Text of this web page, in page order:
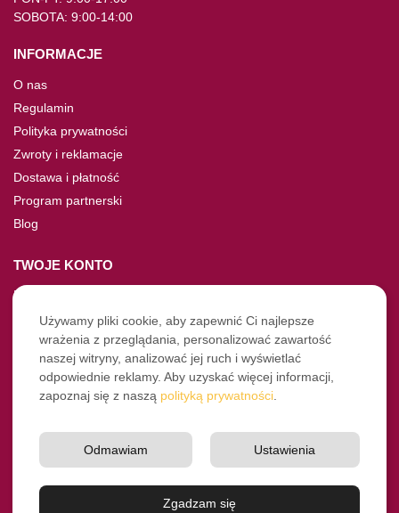
SOBOTA: 9:00-14:00
INFORMACJE
O nas
Regulamin
Polityka prywatności
Zwroty i reklamacje
Dostawa i płatność
Program partnerski
Blog
TWOJE KONTO
Moje konto
Nie pamiętasz hasła?
Twoje zamówienia
NASZE SOCIALE
Instagram
© Pro-Fryz.pl 2021-2026
Używamy pliki cookie, aby zapewnić Ci najlepsze
wrażenia z przeglądania, personalizować zawartość
naszej witryny, analizować jej ruch i wyświetlać
odpowiednie reklamy. Aby uzyskać więcej informacji,
zapoznaj się z naszą polityką prywatności
Zgadzam się
Ustawienia
Odmawiam